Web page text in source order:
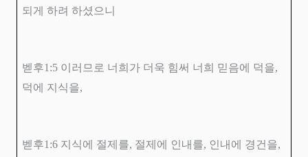
되게 하려 하셨으니
벧후1:5 이러므로 너희가 더욱 힘써 너희 믿음에 덕을,
덕에 지식을,
벧후1:6 지식에 절제를, 절제에 인내를, 인내에 경건을,